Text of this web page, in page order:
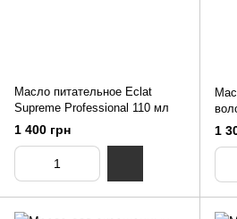
Масло питательное Eclat
Supreme Professional 110 мл
1 400 грн 1